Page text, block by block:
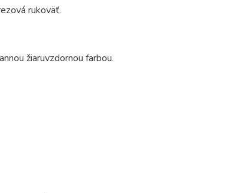
rukoväť.
žiaruvzdornou farbou.